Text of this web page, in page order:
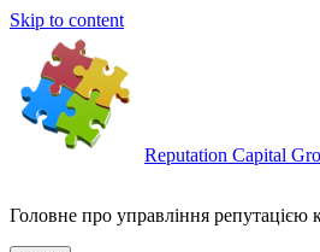
Skip to content
Reputation Capital
Головне про управління репутацією